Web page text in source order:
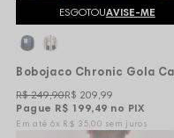
ESGOTOUAVISE-ME
Pague R$ 199,49 no PIX
R$ 249,90R$ 209,99
6x R$ 35,00 sem juros